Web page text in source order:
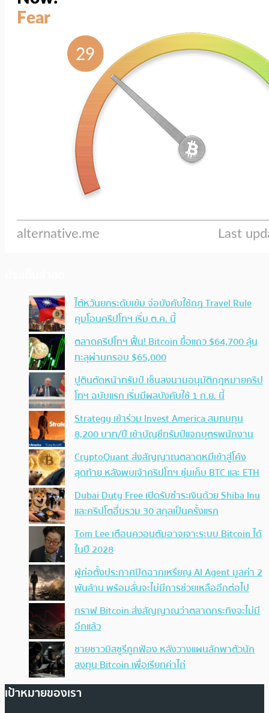
ไต้หวันยกระดับเข้ม จ่อบังคับใช้กฏ Travel Rule
คุมโอนคริปโทฯ เริ่ม ต.ค. นี้
ตลาดคริปโทฯ ฟื้น! Bitcoin ยื้อแถว $64,700 ลุ้น
ทะลุผ่านกรอบ $65,000
ปูตินตัดหน้าทรัมป์ เซ็นลงนามอนุมัติกฎหมายคริป
โทฯ ฉบับแรก เริ่มมีผลบังคับใช้ 1 ก.ย. นี้
Strategy เข้าร่วม Invest America สมทบทุน
8,200 บาท/ปี เข้าบัญชีทรัมป์แจกบุตรพนักงาน
CryptoQuant ส่งสัญญาณตลาดหมีเข้าสู่โค้ง
สุดท้าย หลังพบเจ้าคริปโทฯ ซุ่มเก็บ BTC และ ETH
Dubai Duty Free เปิดรับชำระเงินด้วย Shiba Inu
และคริปโตอื่นรวม 30 สกุลเป็นครั้งแรก
Tom Lee เตือนควอนตัมอาจเจาะระบบ Bitcoin ได้
ในปี 2028
ผู้ก่อตั้งประกาศปิดฉากเหรียญ AI Agent มูลค่า 2
พันล้าน พร้อมลั่นจะไม่มีการช่วยเหลืออีกต่อไป
กราฟ Bitcoin ส่งสัญญาณว่าตลาดกระทิงจะไม่มี
อีกแล้ว
ชายชาวมิสซูรีถูกฟ้อง หลังวางแผนลักพาตัวนัก
ลงทุน Bitcoin เพื่อเรียกค่าไถ่
เป้าหมายของเรา